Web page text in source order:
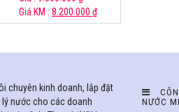
Giá KM : 8.200.000 ₫
chuyên kinh doanh, lắp đặt
nước cho các doanh
NƯỚC